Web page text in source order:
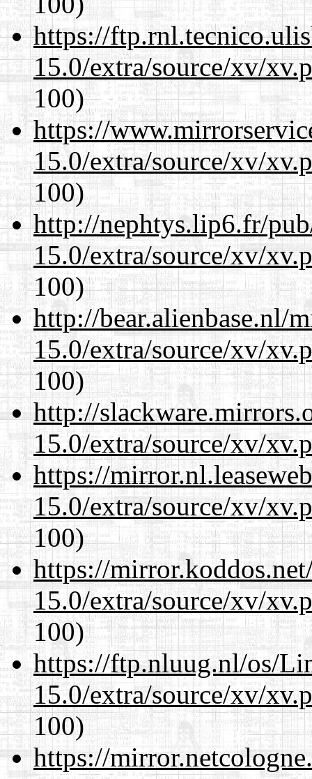
https://
15.0/extra/source/xv/
100)
https://
15.0/extra/source/xv/
100)
http://nephtys.lip6.fr/
15.0/extra/source/xv/
100)
http://bear.alienbase.nl/
15.0/extra/source/xv/
100)
http://
15.0/extra/source/xv/
https://
15.0/extra/source/xv/
100)
https://
15.0/extra/source/xv/
100)
https://ftp.nluug.nl/os/
15.0/extra/source/xv/
100)
https://